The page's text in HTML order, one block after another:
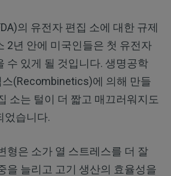
의 유전자 편집 소에 대한 규제
2년 안에 미국인들은 첫 유전자
수 있게 될 것입니다. 생명공학
(Recombinetics)에 의해 만들
소는 털이 더 짧고 매끄러워지도
었습니다.
형은 소가 열 스트레스를 더 잘
을 늘리고 고기 생산의 효율성을